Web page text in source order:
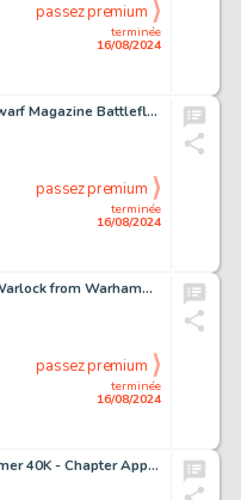
terminée
16/08/2024
passez premium
Tony Hough White Dwarf Magazine Battlefleet Gothic Illustration Original Art (Games Workshop, c. 1999). (Total: 2 Items)
terminée
16/08/2024
passez premium
Les Edwards - Eldar Warlock from Warhammer Commission Painting Original Art (2019).
terminée
16/08/2024
passez premium
Tony Hough Warhammer 40K - Chapter Approved 1988 Edition Page 32 Illustration Original Art (Games Workshop, 1988). (Total: 2 Items)